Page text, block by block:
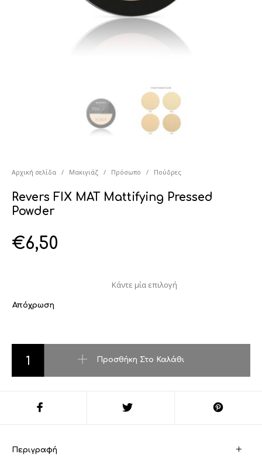
Αρχική σελίδα / Μακιγιάζ / Πρόσωπο / Πούδρες
Revers FIX MAT Mattifying Pressed
Powder
€6,50
Απόχρωση
Προσθήκη Στο Καλάθι
Περιγραφή